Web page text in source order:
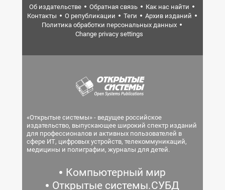
Об издательстве Обратная связь
Как нас найти
Контакты
О републикации Теги
Архив изданий
Политика обработки персональных данных
Change privacy settings
«Открытые системы» - ведущее российское
издательство, выпускающее широкий спектр изданий
для профессионалов и активных пользователей в
сфере ИТ, цифровых устройств, телекоммуникаций,
медицины и полиграфии, журналы для детей.
Компьютерный мир
Открытые системы.СУБД